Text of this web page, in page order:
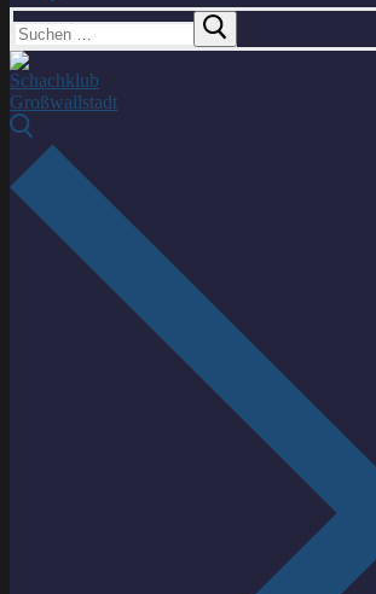
Suchen
nach: